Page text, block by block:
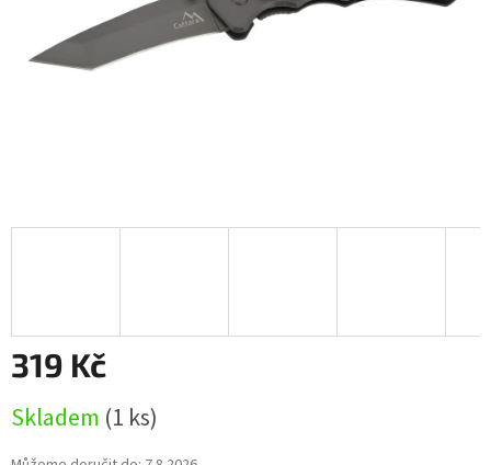
319 Kč
cena:
Skladem (1 ks)